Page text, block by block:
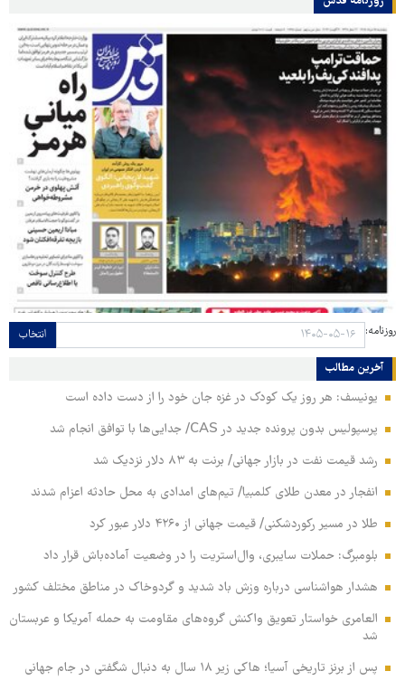
روزنامه: انتخاب
آخرین مطالب
یونیسف: هر روز یک کودک در غزه جان خود را از دست داده است
پرسپولیس بدون پرونده جدید در CAS/ جدایی‌ها با توافق انجام شد
رشد قیمت نفت در بازار جهانی/ برنت به ۸۳ دلار نزدیک شد
انفجار در معدن طلای کلمبیا/ تیم‌های امدادی به محل حادثه اعزام شدند
طلا در مسیر رکوردشکنی/ قیمت جهانی از ۴۲۶۰ دلار عبور کرد
بلومبرگ: حملات سایبری، وال‌استریت را در وضعیت آماده‌باش قرار داد
هشدار هواشناسی درباره وزش باد شدید و گردوخاک در مناطق مختلف کشور
العامری خواستار تعویق واکنش گروه‌های مقاومت به حمله آمریکا و عربستان
شد
پس از برنز تاریخی آسیا؛ هاکی زیر ۱۸ سال به دنبال شگفتی در جام جهانی